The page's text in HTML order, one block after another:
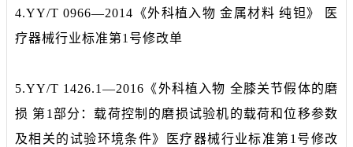
4.YY/T 0966—2014《外科植入物 金属材料 纯钽》 医
疗器械行业标准第1号修改单
5.YY/T 1426.1—2016《外科植入物 全膝关节假体的磨
损 第1部分：载荷控制的磨损试验机的载荷和位移参数
及相关的试验环境条件》医疗器械行业标准第1号修改